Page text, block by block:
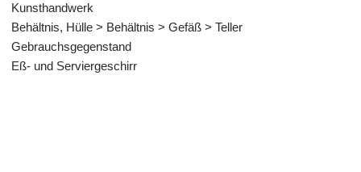
Kunsthandwerk
Behältnis, Hülle > Behältnis > Gefäß > Teller
Gebrauchsgegenstand
Eß- und Serviergeschirr